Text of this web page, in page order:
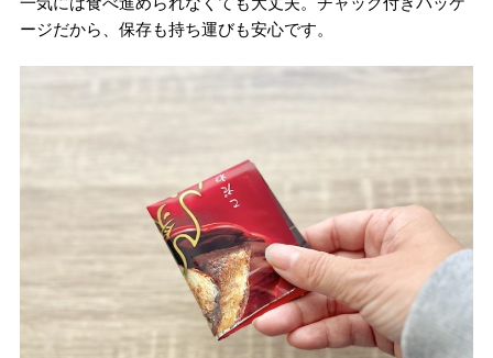
ージだから、保存も持ち運びも安心です。